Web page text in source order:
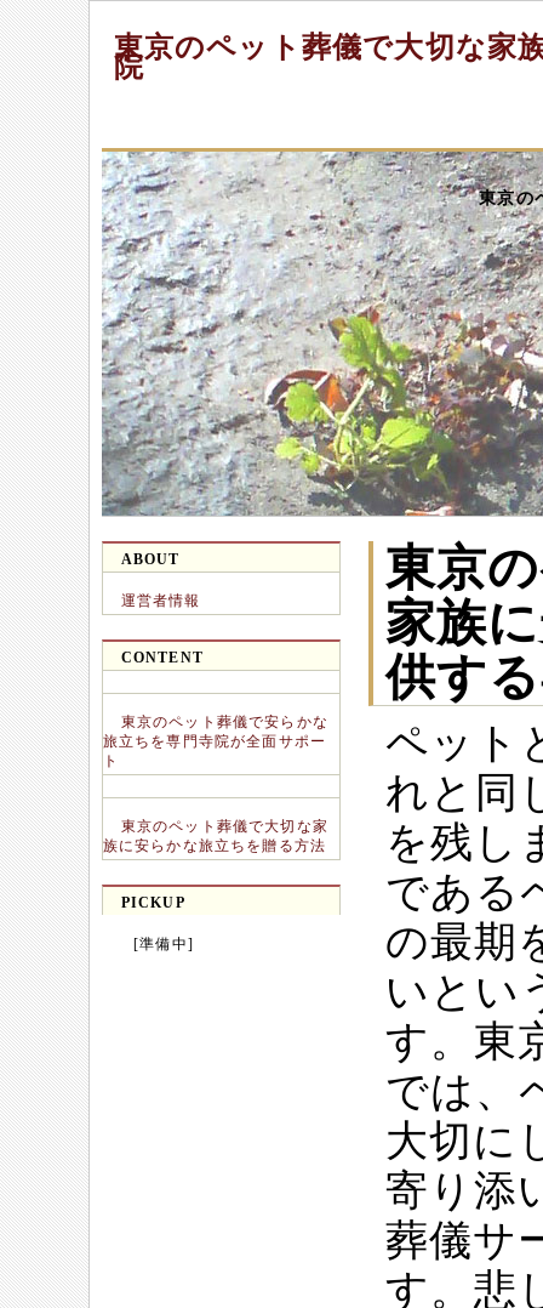
東京のペット葬儀で大切な家
院
東京の
ABOUT
運営者情報
CONTENT
東京のペット葬儀で安らかな
旅立ちを専門寺院が全面サポー
ト
東京のペット葬儀で大切な家
族に安らかな旅立ちを贈る方法
PICKUP
[準備中]
東京
家族
供す
ペット
れと同
を残し
である
の最期
いとい
す。東
では、
大切に
寄り添
葬儀サ
す。悲